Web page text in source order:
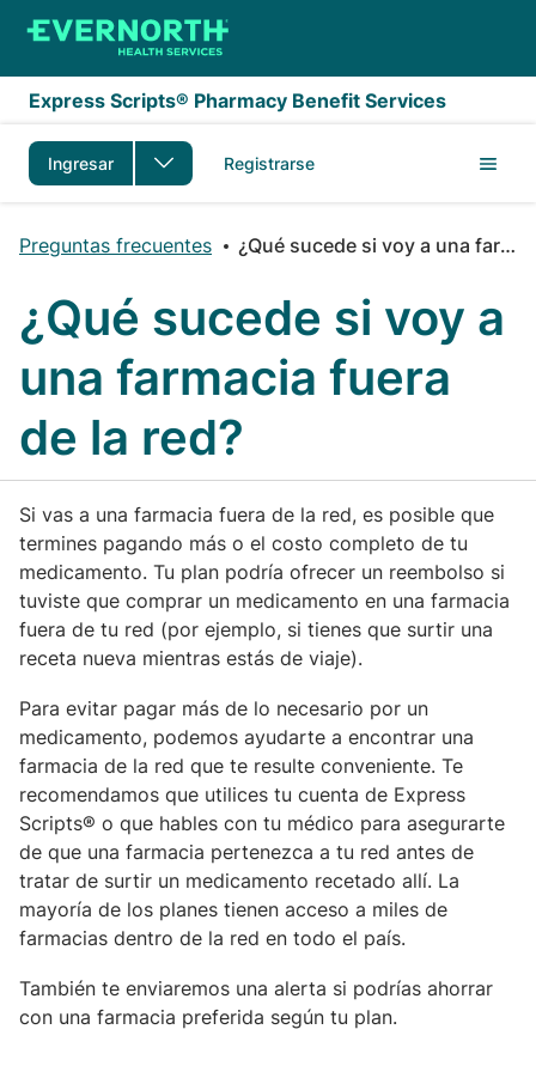
Saltar al contenido principal
Express Scripts® Pharmacy Benefit Services
Ingresar Registrarse
Preguntas frecuentes ¿Qué sucede si voy a una farmacia fuera de la red?
¿Qué sucede si voy a
una farmacia fuera
de la red?
Si vas a una farmacia fuera de la red, es posible que
termines pagando más o el costo completo de tu
medicamento. Tu plan podría ofrecer un reembolso si
tuviste que comprar un medicamento en una farmacia
fuera de tu red (por ejemplo, si tienes que surtir una
receta nueva mientras estás de viaje).
Para evitar pagar más de lo necesario por un
medicamento, podemos ayudarte a encontrar una
farmacia de la red que te resulte conveniente. Te
recomendamos que utilices tu cuenta de Express
Scripts® o que hables con tu médico para asegurarte
de que una farmacia pertenezca a tu red antes de
tratar de surtir un medicamento recetado allí. La
mayoría de los planes tienen acceso a miles de
farmacias dentro de la red en todo el país.
También te enviaremos una alerta si podrías ahorrar
con una farmacia preferida según tu plan.